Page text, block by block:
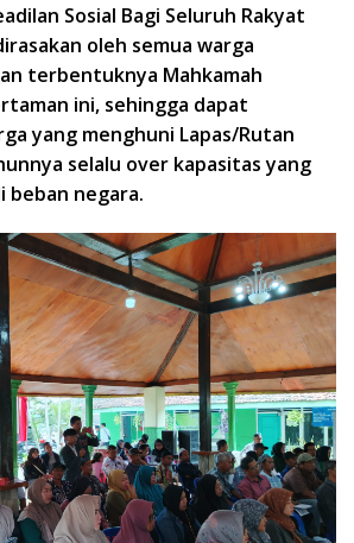
Sosial Bagi Seluruh Rakyat
oleh semua warga
terbentuknya Mahkamah
ini, sehingga dapat
yang menghuni Lapas/Rutan
selalu over kapasitas yang
negara.